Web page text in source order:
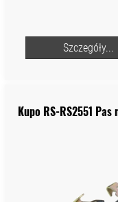
Szczegóły...
Kupo RS-RS2551